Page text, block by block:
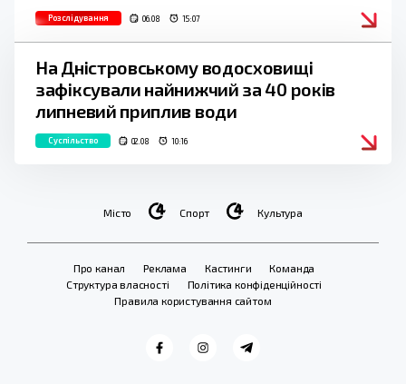
Розслідування 06.08 15:07
На Дністровському водосховищі
зафіксували найнижчий за 40 років
липневий приплив води
Суспільство 02.08 10:16
Місто Спорт Культура
Про канал Реклама Кастинги
Команда
Структура власності
Політика конфіденційності
Правила користування сайтом